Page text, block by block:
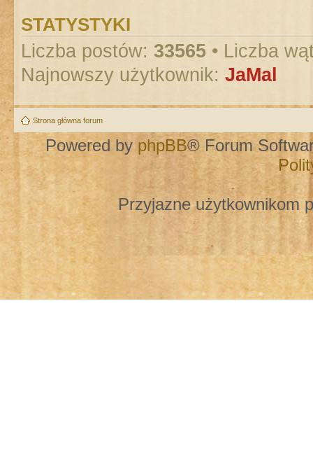
STATYSTYKI
Liczba postów: 33565 • Liczba
Najnowszy użytkownik: JaMal
Strona główna forum
Powered by phpBB® Forum
Przyjazne użytkownikom